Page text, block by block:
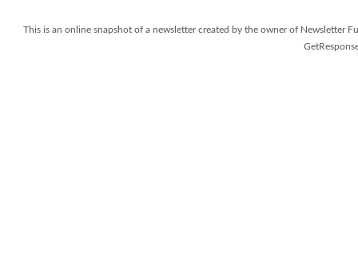
This is an online snapshot of a newsletter created by the owner of Newsletter